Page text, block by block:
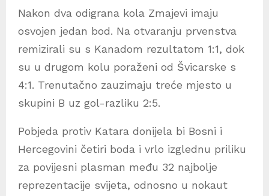
Nakon dva odigrana kola Zmajevi imaju
osvojen jedan bod. Na otvaranju prvenstva
remizirali su s Kanadom rezultatom 1:1, dok
su u drugom kolu poraženi od Švicarske s
4:1. Trenutačno zauzimaju treće mjesto u
skupini B uz gol-razliku 2:5.
Pobjeda protiv Katara donijela bi Bosni i
Hercegovini četiri boda i vrlo izglednu priliku
za povijesni plasman među 32 najbolje
reprezentacije svijeta, odnosno u nokaut